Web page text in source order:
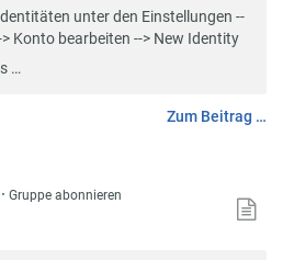
unter den Einstellungen --
Konto bearbeiten --> New Identity
…
Zum Beitrag …
·Gruppe abonnieren